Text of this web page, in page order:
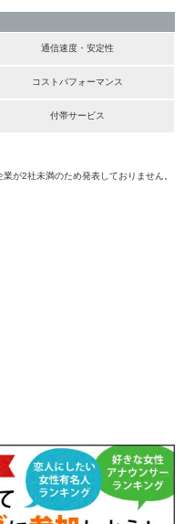
通信速度・安定性
コストパフォーマンス
付帯サービス
が2社未満のため発表しておりません。